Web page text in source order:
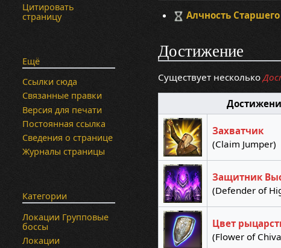
Алчность
Достижение
Существует несколько
Захватчик
(Claim Jumper)
Защитник
(Defender of
Цвет
(Flower of
Цитировать
страницу
Ещё
Ссылки сюда
Связанные правки
Версия для печати
Постоянная ссылка
Сведения о странице
Журналы страницы
Категории
Локации Групповые
боссы
Локации